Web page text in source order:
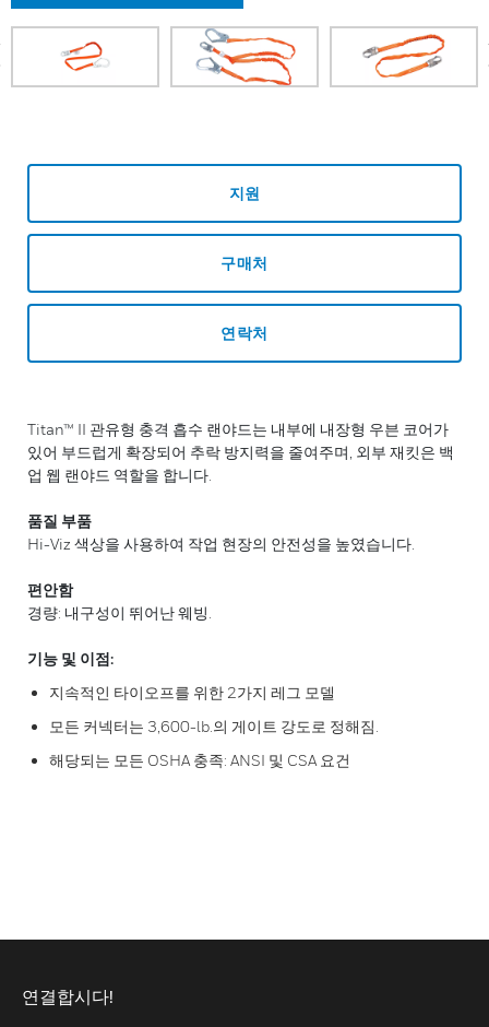
지원
구매처
연락처
Titan™ II 관유형 충격 흡수 랜야드는 내부에 내장형 우븐 코어가
있어 부드럽게 확장되어 추락 방지력을 줄여주며, 외부 재킷은 백
업 웹 랜야드 역할을 합니다.
품질 부품
Hi-Viz 색상을 사용하여 작업 현장의 안전성을 높였습니다.
편안함
경량: 내구성이 뛰어난 웨빙.
기능 및 이점:
지속적인 타이오프를 위한 2가지 레그 모델
모든 커넥터는 3,600-lb.의 게이트 강도로 정해짐.
해당되는 모든 OSHA 충족: ANSI 및 CSA 요건
연결합시다!